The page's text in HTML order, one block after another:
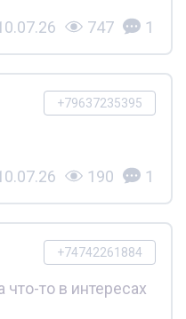
747 1
+79637235395
190 1
+74742261884
то в интересах